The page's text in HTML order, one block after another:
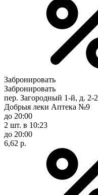
Забронировать
Забронировать
пер. Загородный 1-й, д. 2-2
Добрыя леки Аптека №9
до 20:00
2 шт. в 10:23
до 20:00
6,62 р.